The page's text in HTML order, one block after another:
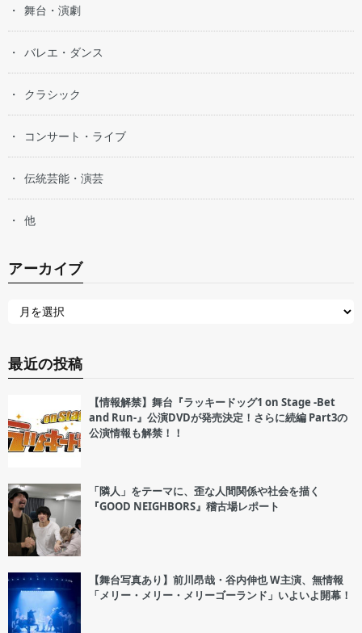
舞台・演劇
バレエ・ダンス
クラシック
コンサート・ライブ
伝統芸能・演芸
他
アーカイブ
最近の投稿
【情報解禁】舞台『ラッキードッグ1 on Stage -Bet
and Run-』公演DVDが発売決定！さらに続編 Part3の
公演情報も解禁！！
「隣人」をテーマに、歪な人間関係や社会を描く
『GOOD NEIGHBORS』稽古場レポート
【舞台写真あり】前川昂哉・谷内伸也 W主演、無情報
「メリー・メリー・メリーゴーランド」いよいよ開幕！